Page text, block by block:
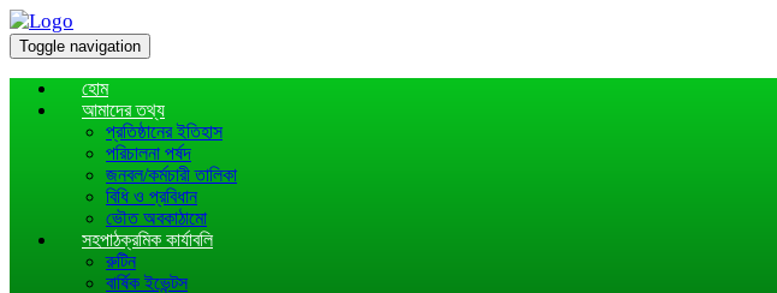
Toggle navigation
হোম
আমাদের তথ্য
প্রতিষ্ঠানের ইতিহাস
পরিচালনা পর্ষদ
জনবল/কর্মচারী তালিকা
বিধি ও প্রবিধান
ভৌত অবকাঠামো
সহপাঠক্রমিক কার্যাবলি
রুটিন
বার্ষিক ইভেন্টস